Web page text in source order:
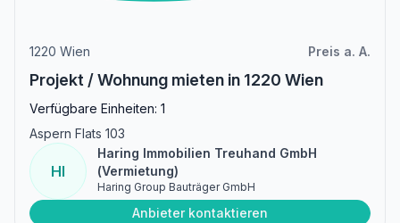
1220 Wien Preis a. A.
Projekt / Wohnung mieten in 1220 Wien
Verfügbare Einheiten: 1
Aspern Flats 103
HI
Haring Immobilien Treuhand GmbH
(Vermietung)
Haring Group Bauträger GmbH
Anbieter kontaktieren